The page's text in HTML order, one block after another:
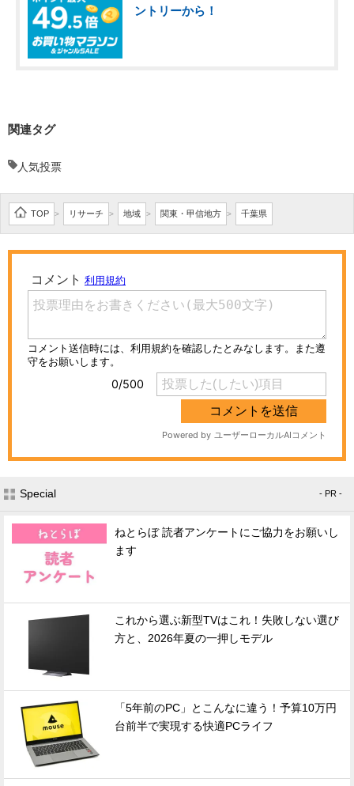
ントリーから！
関連タグ
人気投票
TOP > リサーチ > 地域 > 関東・甲信地方 > 千葉県
Special - PR -
ねとらぼ 読者アンケートにご協力をお願いし
ます
これから選ぶ新型TVはこれ！失敗しない選び
方と、2026年夏の一押しモデル
「5年前のPC」とこんなに違う！予算10万円
台前半で実現する快適PCライフ